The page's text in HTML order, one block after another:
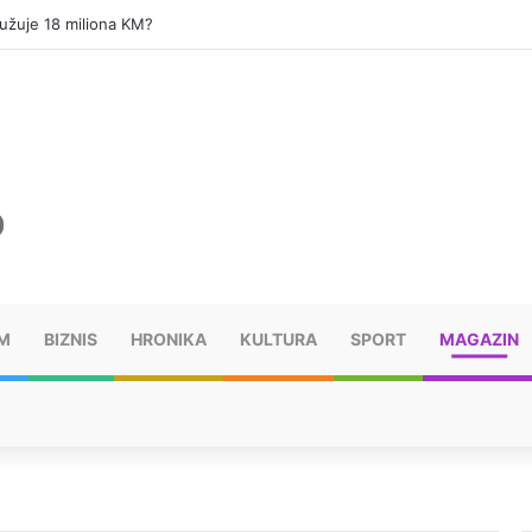
Riječna struja ga odnijela u drugu državu
BIZNIS HRONIKA KULTURA SPORT MAGAZIN